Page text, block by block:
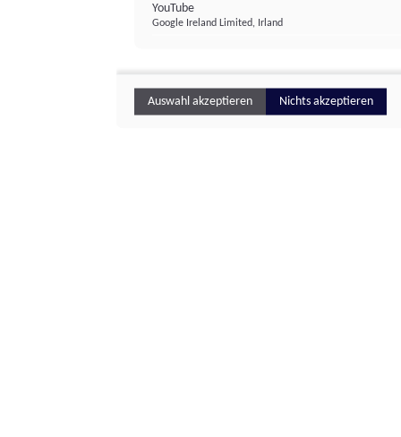
YouTube
Google Ireland Limited, Irland
Auswahl akzeptieren Nichts akzeptieren